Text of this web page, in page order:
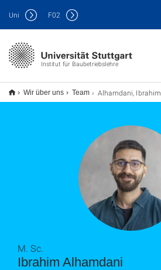
Institut für Baubetriebslehre
Uni F02
Wir über uns Team Alhamdani, Ibrahim
Ibrahim Alhamdani
M. Sc.